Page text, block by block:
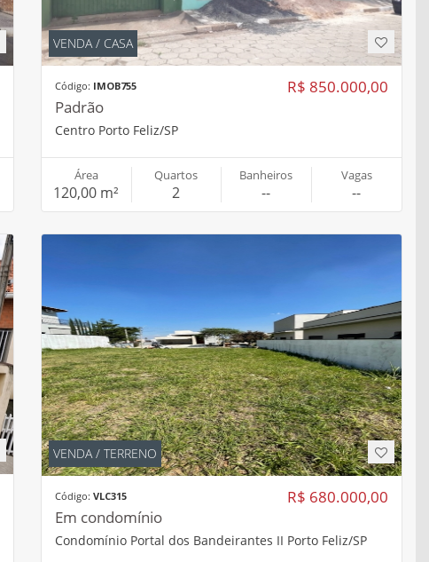
VENDA / CASA
R$ 850.000,00
Código: IMOB755
Padrão
Centro Porto Feliz/SP
Área
120,00 m²
Quartos
2
Banheiros
--
Vagas
--
VENDA / TERRENO
R$ 680.000,00
Código: VLC315
Em condomínio
Condomínio Portal dos Bandeirantes II Porto Feliz/SP